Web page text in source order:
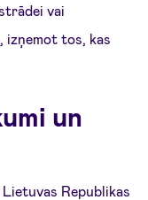
vai
izņemot tos, kas
un
Republikas